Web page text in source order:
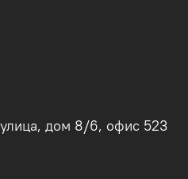
дом 8/6, офис 523